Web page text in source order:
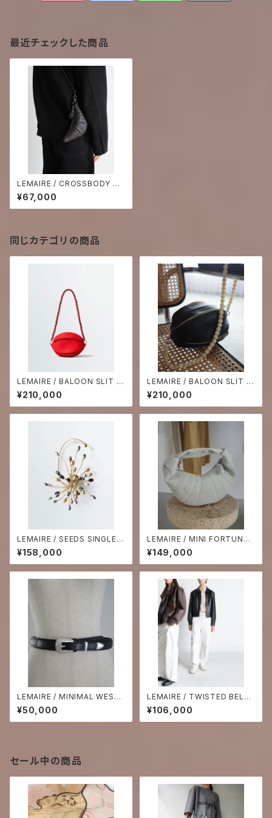
最近チェックした商品
LEMAIRE / CROSSBODY C
OIN PURSE -Dark Chocolat
e-
¥67,000
同じカテゴリの商品
LEMAIRE / BALOON SLIT B
AG - Carmine Red-
¥210,000
LEMAIRE / BALOON SLIT B
AG -Black / Macadamia-
¥210,000
LEMAIRE / SEEDS SINGLE E
ARRING
¥158,000
LEMAIRE / MINI FORTUNE
CROISSANT BAG
¥149,000
LEMAIRE / MINIMAL WESTE
RN BELT
¥50,000
LEMAIRE / TWISTED BELTE
D PANTS
¥106,000
セール中の商品